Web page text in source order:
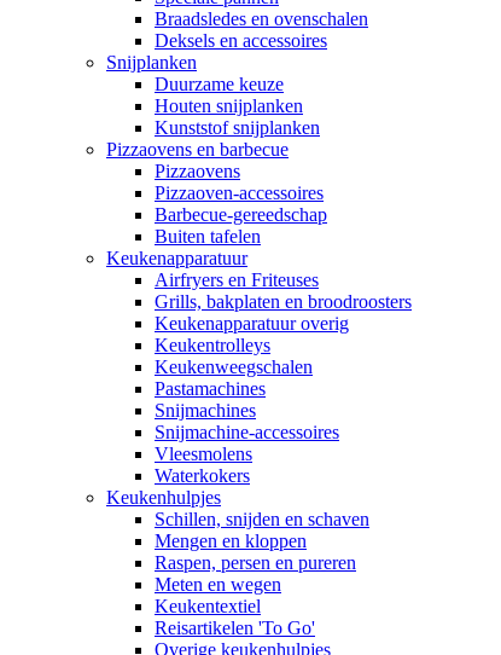
Braadsledes en ovenschalen
Deksels en accessoires
Snijplanken
Duurzame keuze
Houten snijplanken
Kunststof snijplanken
Pizzaovens en barbecue
Pizzaovens
Pizzaoven-accessoires
Barbecue-gereedschap
Buiten tafelen
Keukenapparatuur
Airfryers en Friteuses
Grills, bakplaten en broodroosters
Keukenapparatuur overig
Keukentrolleys
Keukenweegschalen
Pastamachines
Snijmachines
Snijmachine-accessoires
Vleesmolens
Waterkokers
Keukenhulpjes
Schillen, snijden en schaven
Mengen en kloppen
Raspen, persen en pureren
Meten en wegen
Keukentextiel
Reisartikelen 'To Go'
Overige keukenhulpjes